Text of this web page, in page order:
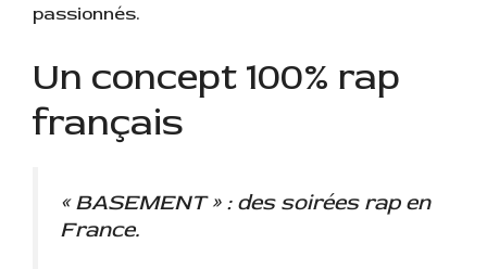
passionnés.
Un concept 100% rap
français
« BASEMENT » : des soirées rap en
France.